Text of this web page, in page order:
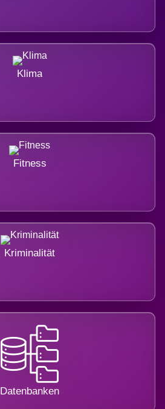
Klima
Fitness
Kriminalität
Datenbanken